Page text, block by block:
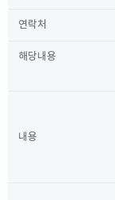
연락처
해당내용
내용